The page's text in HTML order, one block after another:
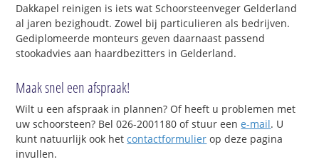
Dakkapel reinigen is iets wat Schoorsteenveger Gelderland
al jaren bezighoudt. Zowel bij particulieren als bedrijven.
Gediplomeerde monteurs geven daarnaast passend
stookadvies aan haardbezitters in Gelderland.
Maak snel een afspraak!
Wilt u een afspraak in plannen? Of heeft u problemen met
uw schoorsteen? Bel 026-2001180 of stuur eene-mail. U
kunt natuurlijk ook hetcontactformulier op deze pagina
invullen.